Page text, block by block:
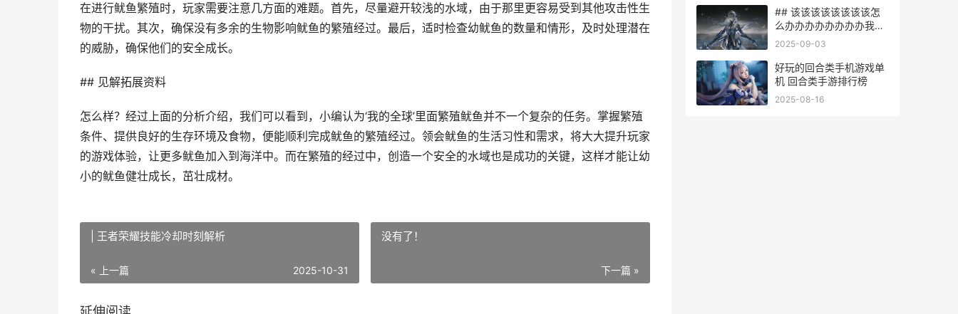
在进行鱿鱼繁殖时，玩家需要注意几方面的难题。首先，尽量避开较浅的水域，由于那里更容易受到其他攻击性生
物的干扰。其次，确保没有多余的生物影响鱿鱼的繁殖经过。最后，适时检查幼鱿鱼的数量和情形，及时处理潜在
的威胁，确保他们的安全成长。
## 见解拓展资料
怎么样？经过上面的分析介绍，我们可以看到，小编认为‘我的全球’里面繁殖鱿鱼并不一个复杂的任务。掌握繁殖
条件、提供良好的生存环境及食物，便能顺利完成鱿鱼的繁殖经过。领会鱿鱼的生活习性和需求，将大大提升玩家
的游戏体验，让更多鱿鱼加入到海洋中。而在繁殖的经过中，创造一个安全的水域也是成功的关键，这样才能让幼
小的鱿鱼健壮成长，茁壮成材。
| 王者荣耀技能冷却时刻解析
« 上一篇 2025-10-31
没有了！
下一篇 »
## 该该该该该该该该怎
么办办办办办办办办我们
知道获得薯条
2025-09-03
好玩的回合类手机游戏单
机 回合类手游排行榜
2025-08-16